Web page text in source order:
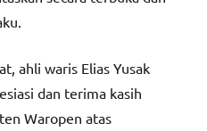
ahli waris Elias Yusak
dan terima kasih
Waropen atas